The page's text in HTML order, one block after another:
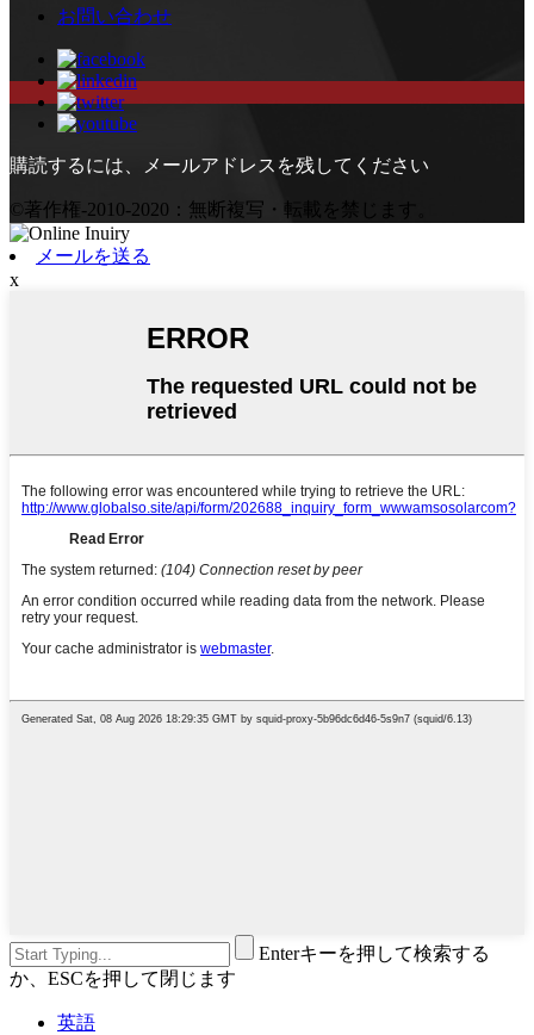
お問い合わせ
購読するには、メールアドレスを残してください
©著作権-2010-2020：無断複写・転載を禁じます。
メールを送る
x
Enterキーを押して検索する
か、ESCを押して閉じます
英語